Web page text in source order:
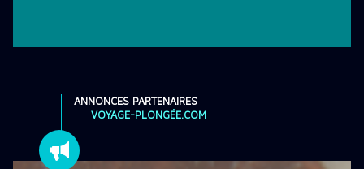
ANNONCES PARTENAIRES
VOYAGE-PLONGÉE.COM